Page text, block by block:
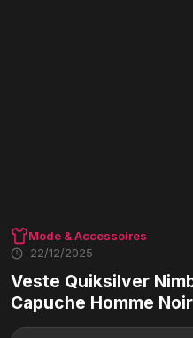
Mode & Accessoires
22/12/2025
Veste Quiksilver
Capuche Homme Noir